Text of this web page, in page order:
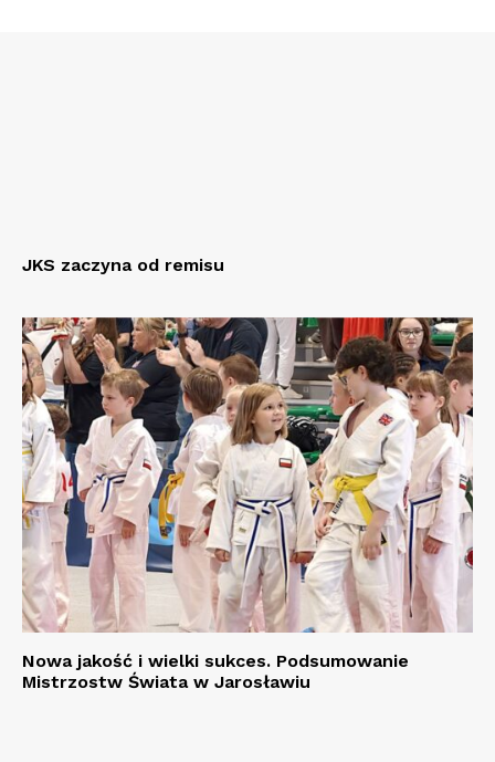
JKS zaczyna od remisu
Nowa jakość i wielki sukces. Podsumowanie
Mistrzostw Świata w Jarosławiu